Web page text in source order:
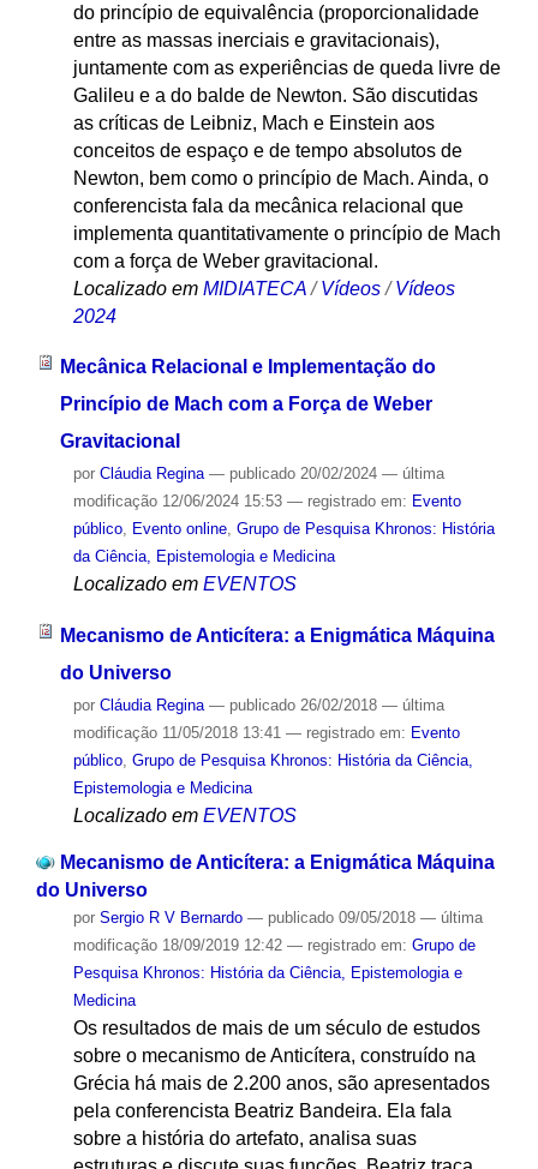
do princípio de equivalência (proporcionalidade
entre as massas inerciais e gravitacionais),
juntamente com as experiências de queda livre de
Galileu e a do balde de Newton. São discutidas
as críticas de Leibniz, Mach e Einstein aos
conceitos de espaço e de tempo absolutos de
Newton, bem como o princípio de Mach. Ainda, o
conferencista fala da mecânica relacional que
implementa quantitativamente o princípio de Mach
com a força de Weber gravitacional.
Localizado em MIDIATECA /Vídeos /Vídeos
2024
Mecânica Relacional e Implementação do
Princípio de Mach com a Força de Weber
Gravitacional
por Cláudia Regina — publicado20/02/2024 — última
modificação12/06/2024 15:53 — registrado em: Evento
público, Evento online, Grupo de Pesquisa Khronos: História
da Ciência, Epistemologia e Medicina
Localizado em EVENTOS
Mecanismo de Anticítera: a Enigmática Máquina
do Universo
por Cláudia Regina — publicado26/02/2018 — última
modificação11/05/2018 13:41 — registrado em: Evento
público, Grupo de Pesquisa Khronos: História da Ciência,
Epistemologia e Medicina
Localizado em EVENTOS
Mecanismo de Anticítera: a Enigmática Máquina
do Universo
por Sergio R V Bernardo — publicado09/05/2018 — última
modificação18/09/2019 12:42 — registrado em: Grupo de
Pesquisa Khronos: História da Ciência, Epistemologia e
Medicina
Os resultados de mais de um século de estudos
sobre o mecanismo de Anticítera, construído na
Grécia há mais de 2.200 anos, são apresentados
pela conferencista Beatriz Bandeira. Ela fala
sobre a história do artefato, analisa suas